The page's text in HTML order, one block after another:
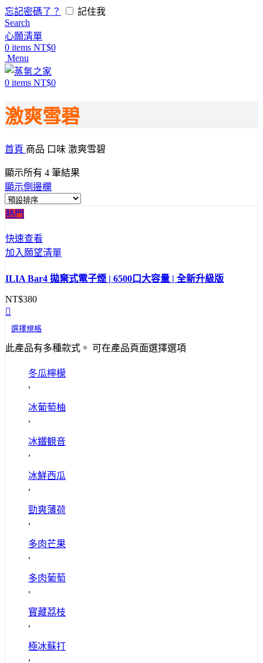
忘記密碼了？
記住我
Search
心願清單
0 items NT$0
Menu
0 items NT$0
激爽雪碧
首頁 商品 口味 激爽雪碧
顯示所有 4 筆結果
顯示側邊欄
熱門
快速查看
加入願望清單
ILIA Bar4 拋棄式電子煙 | 6500口大容量 | 全新升級版
NT$380
選擇規格
此產品有多種款式。 可在產品頁面選擇選項
冬瓜檸檬
,
冰葡萄柚
,
冰鐵観音
,
冰鮮西瓜
,
勁爽薄荷
,
多肉芒果
,
多肉葡萄
,
寳藏茘枝
,
極冰蘇打
,